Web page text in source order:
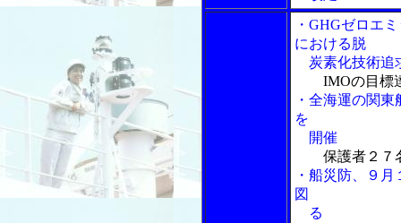
・GHGゼロエ
における脱
炭素化技術追
IMOの目標
・全海運の関
を
開催
保護者２７
・船災防、９
図
る